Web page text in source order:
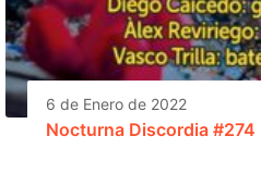
6 de Enero de 2022
Nocturna Discordia #274